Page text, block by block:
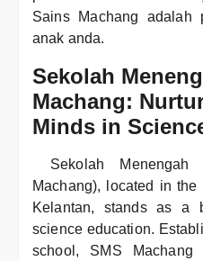
Sains Machang adalah
anak anda.
Sekolah
Machang:
Minds in
Sekolah
Machang), located in
Kelantan, stands as a
science education.
school, SMS